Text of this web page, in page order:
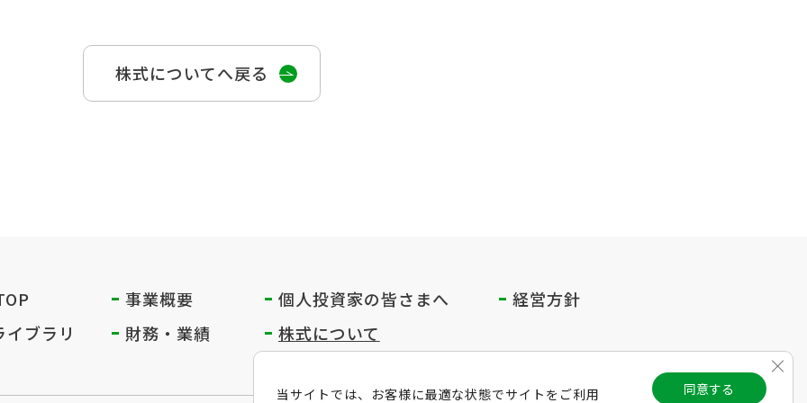
株式についてへ戻る
事業概要 個人投資家の皆さまへ
経営方針
イブラリ
財務・業績 株式について
当サイトでは、お客様に最適な状態でサイトをご利用
同意する